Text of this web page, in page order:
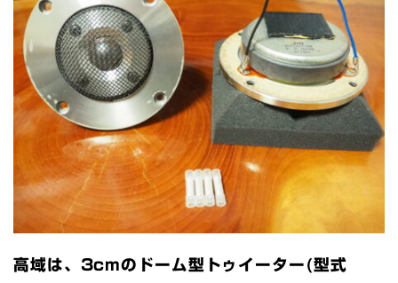
高域は、3cmのドーム型トゥイーター(型式